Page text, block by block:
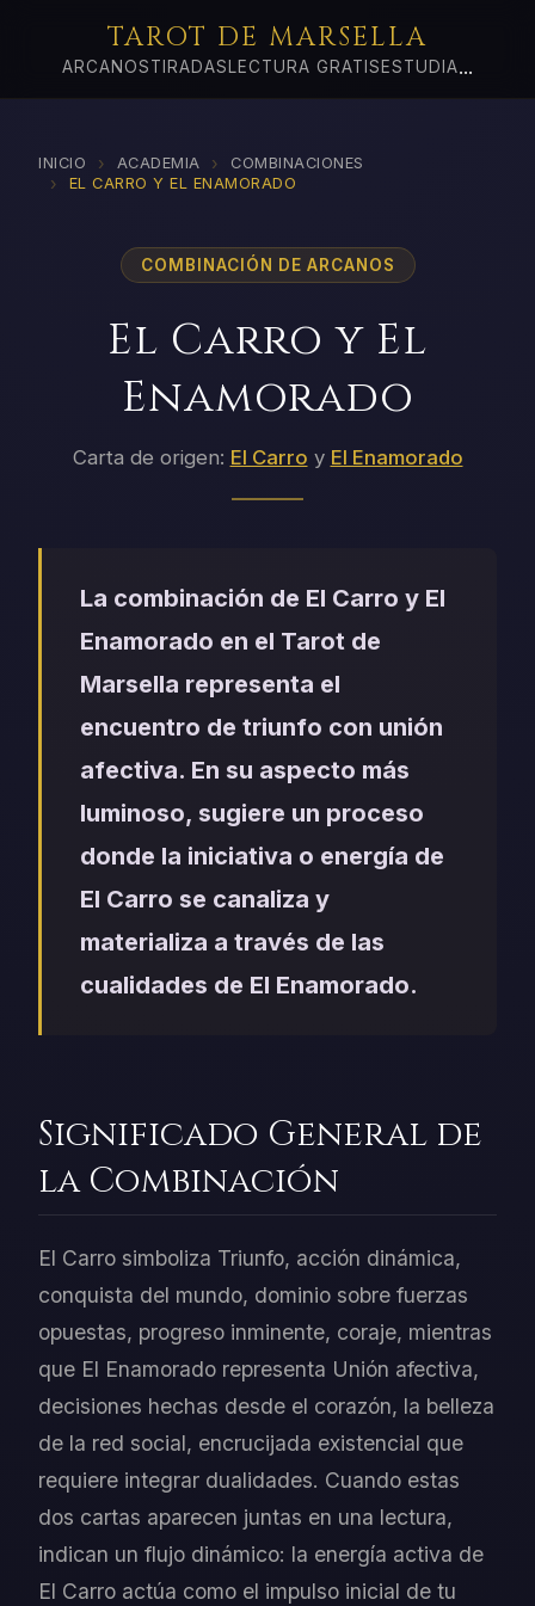
TAROT DE MARSELLA
ARCANOSTIRADAS LECTURA GRATIS ESTUDIA...
INICIO › ACADEMIA › COMBINACIONES
› EL CARRO Y EL ENAMORADO
COMBINACIÓN DE ARCANOS
El Carro y El
Enamorado
Carta de origen: El Carro y El Enamorado
La combinación de El Carro y El
Enamorado en el Tarot de
Marsella representa el
encuentro de triunfo con unión
afectiva. En su aspecto más
luminoso, sugiere un proceso
donde la iniciativa o energía de
El Carro se canaliza y
materializa a través de las
cualidades de El Enamorado.
Significado General de
la Combinación
El Carro simboliza Triunfo, acción dinámica,
conquista del mundo, dominio sobre fuerzas
opuestas, progreso inminente, coraje, mientras
que El Enamorado representa Unión afectiva,
decisiones hechas desde el corazón, la belleza
de la red social, encrucijada existencial que
requiere integrar dualidades. Cuando estas
dos cartas aparecen juntas en una lectura,
indican un flujo dinámico: la energía activa de
El Carro actúa como el impulso inicial de tu